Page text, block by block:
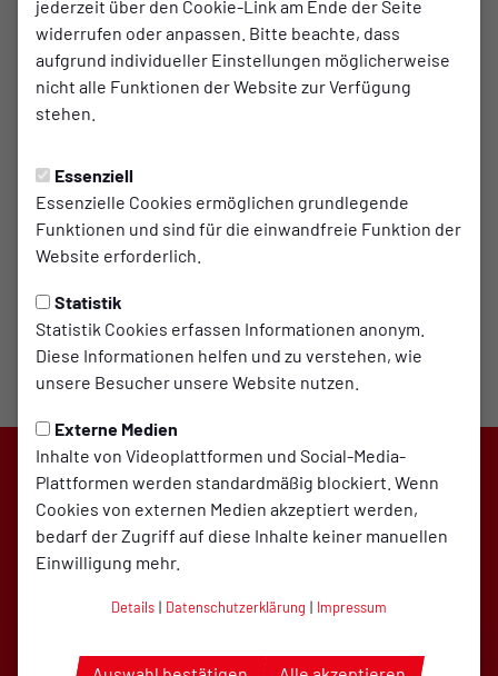
jederzeit über den Cookie-Link am Ende der Seite
widerrufen oder anpassen. Bitte beachte, dass
aufgrund individueller Einstellungen möglicherweise
nicht alle Funktionen der Website zur Verfügung
stehen.
Essenziell
Essenzielle Cookies ermöglichen grundlegende
Funktionen und sind für die einwandfreie Funktion der
Website erforderlich.
Statistik
Statistik Cookies erfassen Informationen anonym.
Diese Informationen helfen und zu verstehen, wie
unsere Besucher unsere Website nutzen.
Externe Medien
Inhalte von Videoplattformen und Social-Media-
Plattformen werden standardmäßig blockiert. Wenn
Cookies von externen Medien akzeptiert werden,
bedarf der Zugriff auf diese Inhalte keiner manuellen
Einwilligung mehr.
Details | Datenschutzerklärung | Impressum
Startaufstellung